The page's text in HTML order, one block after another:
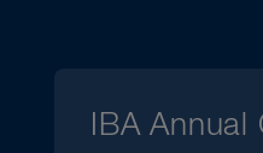
IBA